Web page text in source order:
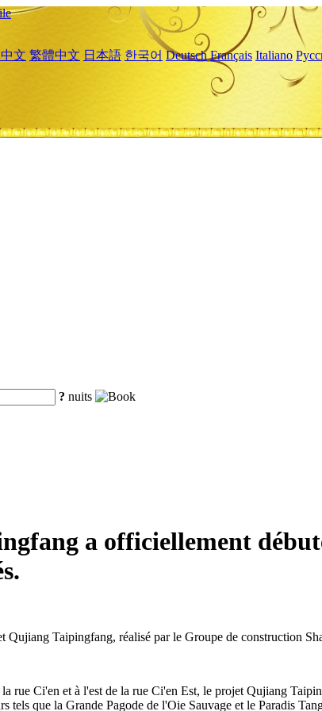
文 繁體中文 日本語 한국어 Deutsch Français Italiano
? nuits
a officiellement
Taipingfang, réalisé par le Groupe de construction
rue Ci'en et à l'est de la rue Ci'en Est, le projet Qujiang
tels que la Grande Pagode de l'Oie Sauvage et le Paradis